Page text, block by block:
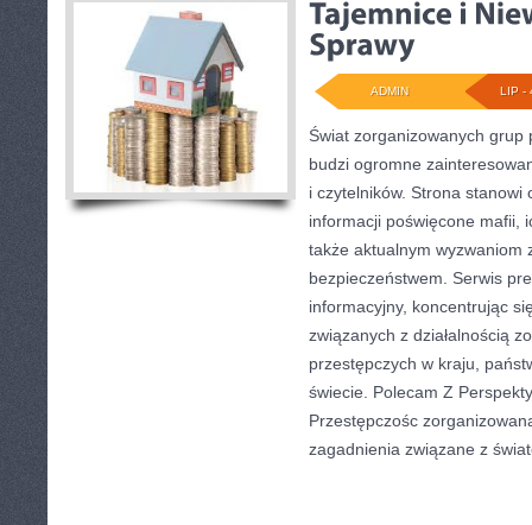
LIP -
ADMIN
Świat zorganizowanych grup
budzi ogromne
i czytelników. Strona stanowi
informacji poświęcone mafii,
także aktualnym wyzwaniom
bezpieczeństwem. Serwis
informacyjny, koncentrując
związanych z działalnością
przestępczych w kraju,
świecie. Polecam Z
Przestępczośc
zagadnienia związane z